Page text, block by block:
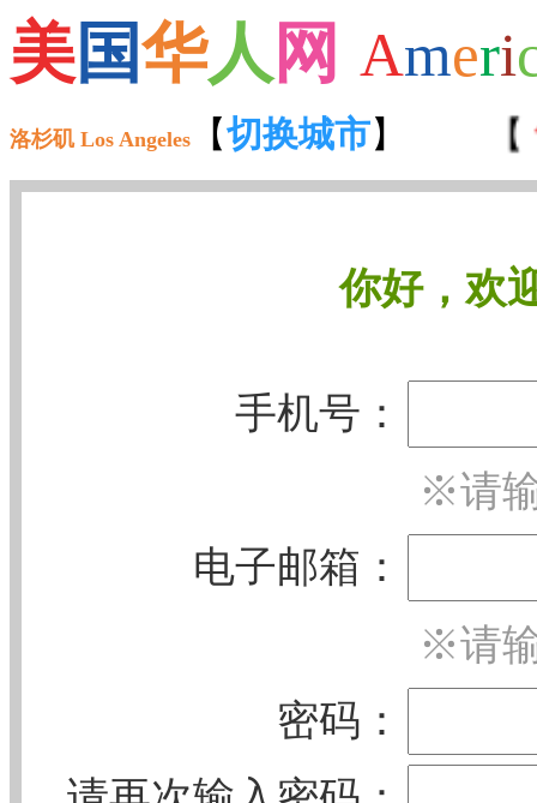
美国华人 网 Ameri
洛杉矶 Los Angeles 【切换城市】
【招聘】 【租房
你好，欢
手机号：
※请
电子邮箱：
※请
密码：